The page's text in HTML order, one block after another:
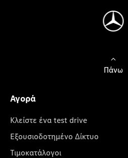
Πάνω
Αγορά
Κλείστε ένα test drive
Εξουσιοδοτημένο Δίκτυο
Τιμοκατάλογοι